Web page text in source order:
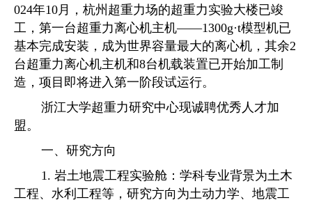
024年10月，杭州超重力场的超重力实验大楼已竣
工，第一台超重力离心机主机——1300g·t模型机已
基本完成安装，成为世界容量最大的离心机，其余2
台超重力离心机主机和8台机载装置已开始加工制
造，项目即将进入第一阶段试运行。
浙江大学超重力研究中心现诚聘优秀人才加
盟。
一、研究方向
1. 岩土地震工程实验舱 ： 学科专业背景为土木
工程、水利工程等，研究方向为土动力学、地震工